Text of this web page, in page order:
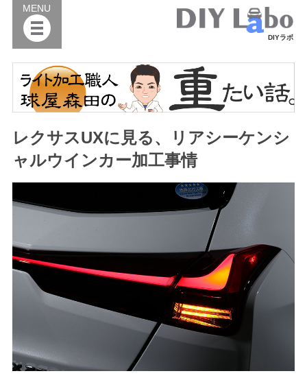
DIYラボ
MENU
レクサスUXに見る、リアシーケンシ
ャルウインカー加工事情